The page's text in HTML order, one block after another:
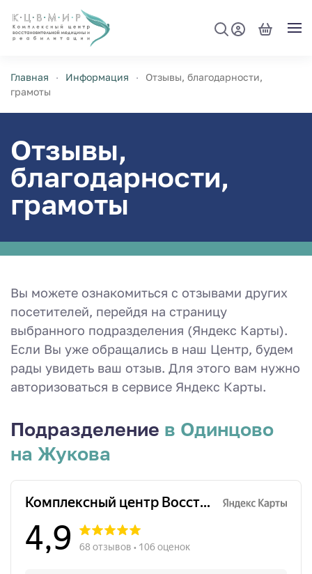
Перейти к содержимому
Главная Информация
Отзывы, благодарности,
грамоты
Отзывы,
благодарности,
грамоты
Вы можете ознакомиться с отзывами других
посетителей, перейдя на страницу
выбранного подразделения (Яндекс Карты).
Если Вы уже обращались в наш Центр, будем
рады увидеть ваш отзыв. Для этого вам нужно
авторизоваться в сервисе Яндекс Карты.
Подразделение в Одинцово
на Жукова